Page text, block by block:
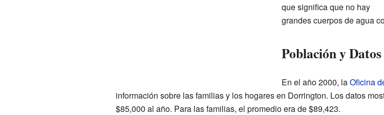
que significa que no hay
grandes cuerpos de agua
Población y
En el año 2000, laOficina
información sobre las familias y los hogares en Dorrington. Los datos
$85,000 al año. Para las familias, el promedio era de $89,423.